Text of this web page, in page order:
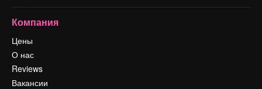
Компания
Цены
О нас
Reviews
Вакансии